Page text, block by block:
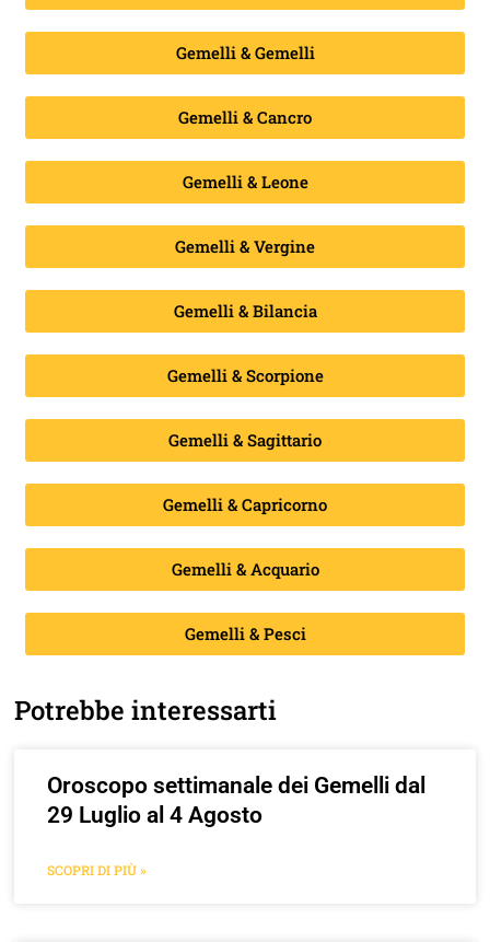
Gemelli & Gemelli
Gemelli & Cancro
Gemelli & Leone
Gemelli & Vergine
Gemelli & Bilancia
Gemelli & Scorpione
Gemelli & Sagittario
Gemelli & Capricorno
Gemelli & Acquario
Gemelli & Pesci
Potrebbe interessarti
Oroscopo settimanale dei Gemelli dal
29 Luglio al 4 Agosto
SCOPRI DI PIÙ »